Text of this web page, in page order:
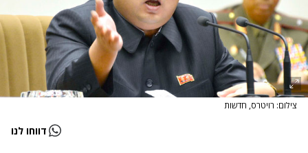
צילום: רויטרס, חדשות
דווחו לנו